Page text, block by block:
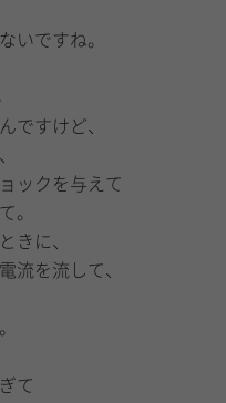
いですね。
ですけど、
ックを与えて
。
きに、
流を流して、
て